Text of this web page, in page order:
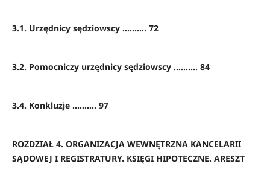
3.1. Urzędnicy sędziowscy ………. 72
3.2. Pomocniczy urzędnicy sędziowscy ………. 84
3.4. Konkluzje ………. 97
ROZDZIAŁ 4. ORGANIZACJA WEWNĘTRZNA KANCELARII
SĄDOWEJ I REGISTRATURY. KSIĘGI HIPOTECZNE. ARESZT